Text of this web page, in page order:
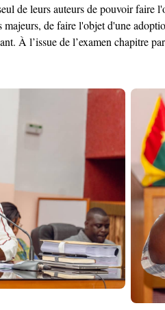
de leurs auteurs de pouvoir faire
de faire l'objet d'une
À l’issue de l’examen chapitre